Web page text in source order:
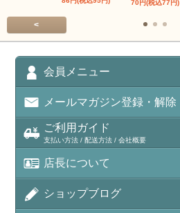
70円(税込77円)
<
会員メニュー
メールマガジン登録・解除
ご利用ガイド
支払い方法 / 配送方法 / 会社概要
店長について
ショップブログ